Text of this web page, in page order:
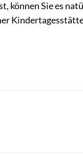
Sie es